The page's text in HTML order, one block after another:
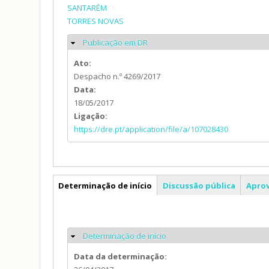
SANTARÉM
TORRES NOVAS
Ocultar
Publicação em DR
Ato:
Despacho n.º 4269/2017
Data:
18/05/2017
Ligação:
https://dre.pt/application/file/a/107028430
PE
Determinação de início
Discussão pública
Ocultar
Determinação de início
Data da determinação: